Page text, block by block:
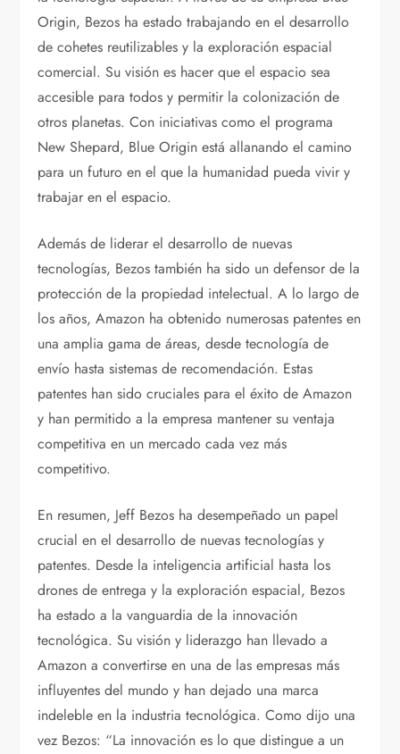
Origin, Bezos ha estado trabajando en el desarrollo
de cohetes reutilizables y la exploración espacial
comercial. Su visión es hacer que el espacio sea
accesible para todos y permitir la colonización de
otros planetas. Con iniciativas como el programa
New Shepard, Blue Origin está allanando el camino
para un futuro en el que la humanidad pueda vivir y
trabajar en el espacio.
Además de liderar el desarrollo de nuevas
tecnologías, Bezos también ha sido un defensor de la
protección de la propiedad intelectual. A lo largo de
los años, Amazon ha obtenido numerosas patentes en
una amplia gama de áreas, desde tecnología de
envío hasta sistemas de recomendación. Estas
patentes han sido cruciales para el éxito de Amazon
y han permitido a la empresa mantener su ventaja
competitiva en un mercado cada vez más
competitivo.
En resumen, Jeff Bezos ha desempeñado un papel
crucial en el desarrollo de nuevas tecnologías y
patentes. Desde la inteligencia artificial hasta los
drones de entrega y la exploración espacial, Bezos
ha estado a la vanguardia de la innovación
tecnológica. Su visión y liderazgo han llevado a
Amazon a convertirse en una de las empresas más
influyentes del mundo y han dejado una marca
indeleble en la industria tecnológica. Como dijo una
vez Bezos: “La innovación es lo que distingue a un